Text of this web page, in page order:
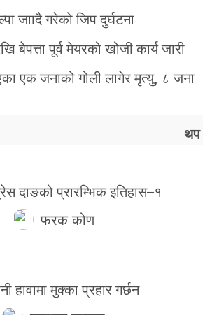
जाादै गरेको जिप दुर्घटना
बेपत्ता पूर्व मेयरको खोजी कार्य जारी
एक जनाको गोली लागेर मृत्यु, ८ जना
थप
दाङको प्रारम्भिक इतिहास–१
फरक कोण
हावामा मुक्का प्रहार गर्छन